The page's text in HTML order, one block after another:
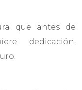
que antes de
dedicación,